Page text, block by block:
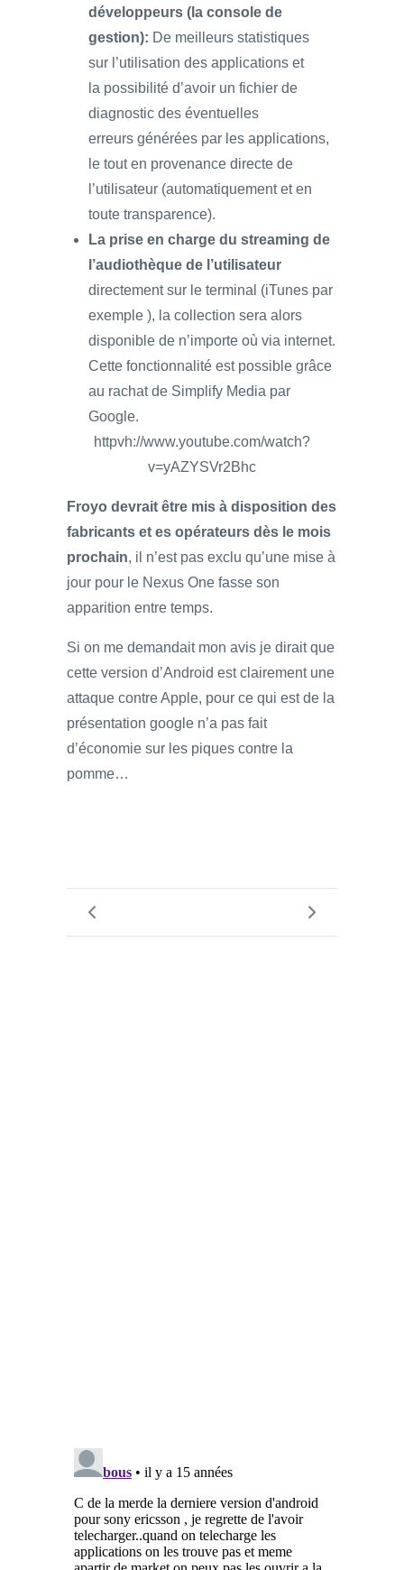
développeurs (la console de
gestion): De meilleurs statistiques
sur l’utilisation des applications et
la possibilité d’avoir un fichier de
diagnostic des éventuelles
erreurs générées par les applications,
le tout en provenance directe de
l’utilisateur (automatiquement et en
toute transparence).
La prise en charge du streaming de
l’audiothèque de l’utilisateur
directement sur le terminal (iTunes par
exemple ), la collection sera alors
disponible de n’importe où via internet.
Cette fonctionnalité est possible grâce
au rachat de Simplify Media par
Google.
httpvh://www.youtube.com/watch?
v=yAZYSVr2Bhc
Froyo devrait être mis à disposition des
fabricants et es opérateurs dès le mois
prochain, il n’est pas exclu qu’une mise à
jour pour le Nexus One fasse son
apparition entre temps.
Si on me demandait mon avis je dirait que
cette version d’Android est clairement une
attaque contre Apple, pour ce qui est de la
présentation google n’a pas fait
d’économie sur les piques contre la
pomme…